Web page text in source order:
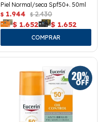
Piel Normal/seca Spf50+. 50ml
$ 1.944 $ 2.430
$ 1.652 $ 1.652